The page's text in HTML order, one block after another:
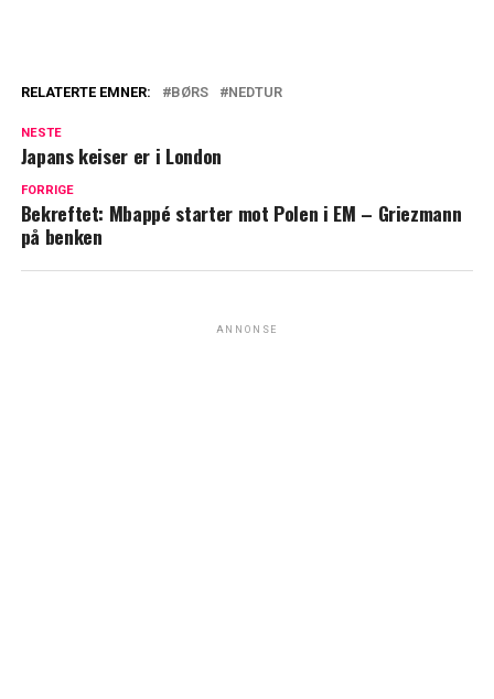
RELATERTE EMNER: BØRS NEDTUR
NESTE
Japans keiser er i London
FORRIGE
Bekreftet: Mbappé starter mot Polen i EM – Griezmann
på benken
ANNONSE